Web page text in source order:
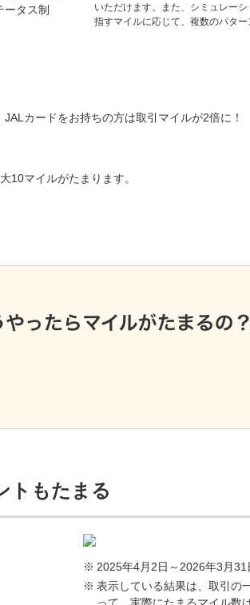
ータス制
いただけます。また、シミュレー
指すマイルに応じて、複数のパター
カードをお持ちの方は取引マイルが2倍に！
10マイルがたまります。
トもたまる
2025年4月2日～2026年3月
表示している結果は、取引の
って、実際にたまるマイル数